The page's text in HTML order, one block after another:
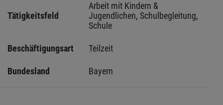
Tätigkeitsfeld
Arbeit mit Kindern &
Jugendlichen, Schulbegleitung,
Schule
Beschäftigungsart Teilzeit
Bundesland Bayern